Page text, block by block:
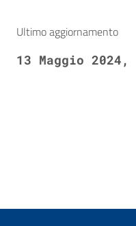
Ultimo aggiornamento
13 Maggio 2024,
Pagina